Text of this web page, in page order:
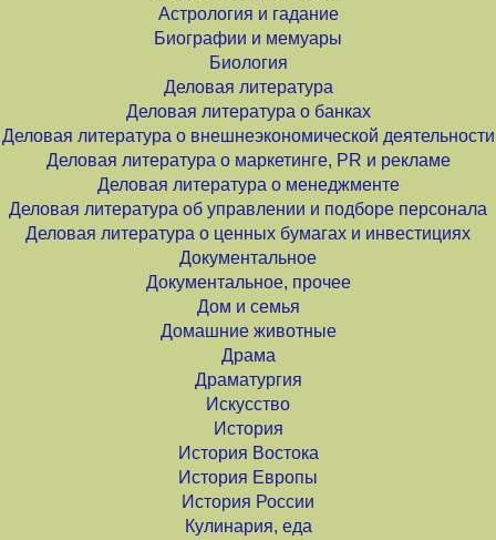
Астрология и гадание
Биографии и мемуары
Биология
Деловая литература
Деловая литература о банках
Деловая литература о внешнеэкономической деятельности
Деловая литература о маркетинге, PR и рекламе
Деловая литература о менеджменте
Деловая литература об управлении и подборе персонала
Деловая литература о ценных бумагах и инвестициях
Документальное
Документальное, прочее
Дом и семья
Домашние животные
Драма
Драматургия
Искусство
История
История Востока
История Европы
История России
Кулинария, еда